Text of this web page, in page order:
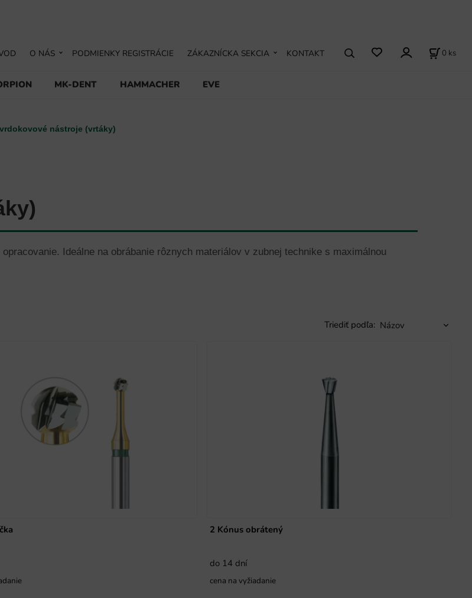
MK-DENT HAMMACHER EVE
O NÁS PODMIENKY REGISTRÁCIE ZÁKAZNÍCKA SEKCIA KONTAKT 0 ks
nástroje (vrtáky)
Ideálne na obrábanie rôznych materiálov v zubnej technike s maximálnou
Triediť podľa:
2 Kónus obrátený
do 14 dní
cena na vyžiadanie